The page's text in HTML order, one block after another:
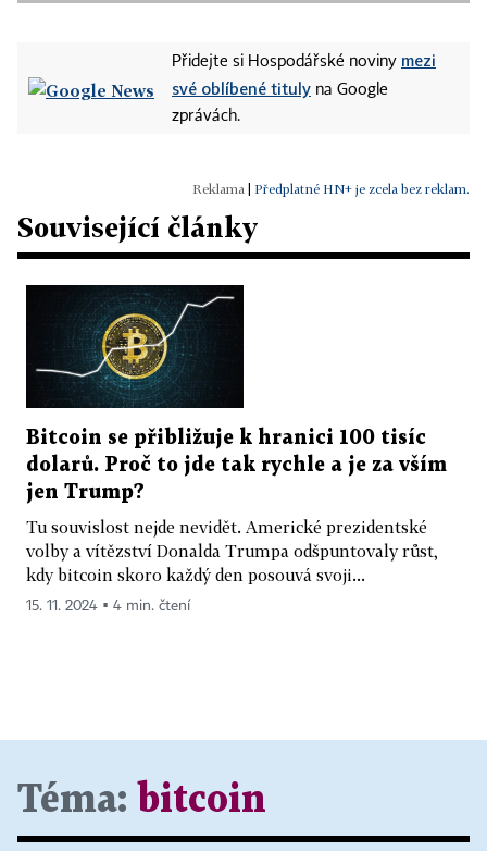
Přidejte si Hospodářské noviny mezi
své oblíbené tituly na Google
zprávách.
Předplatné HN+ je zcela bez reklam.
Související články
Bitcoin se přibližuje k hranici 100 tisíc
dolarů. Proč to jde tak rychle a je za vším
jen Trump?
Tu souvislost nejde nevidět. Americké prezidentské
volby a vítězství Donalda Trumpa odšpuntovaly růst,
kdy bitcoin skoro každý den posouvá svoji...
15. 11. 2024 ▪ 4 min. čtení
Téma: bitcoin